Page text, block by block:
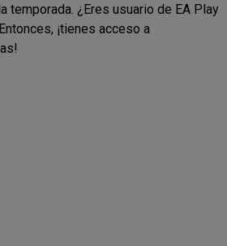
temporada. ¿Eres usuario de EA Play
¡tienes acceso a